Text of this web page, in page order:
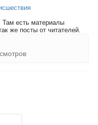
Там есть материалы
же посты от читателей.